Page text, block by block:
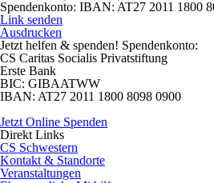
Spendenkonto: IBAN: AT27 2011 1800
Link senden
Ausdrucken
Jetzt helfen & spenden! Spendenkonto:
CS Caritas Socialis Privatstiftung
Erste Bank
BIC: GIBAATWW
IBAN: AT27 2011 1800 8098 0900
Jetzt Online Spenden
Direkt Links
CS Schwestern
Kontakt & Standorte
Veranstaltungen